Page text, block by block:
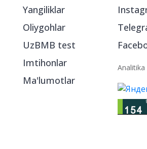
Yangiliklar
Oliygohlar
UzBMB test
Imtihonlar
Ma'lumotlar
Analitika